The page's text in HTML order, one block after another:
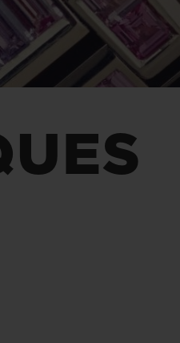
BIG BANG
RELOADED ALL
SÉCURISÉ